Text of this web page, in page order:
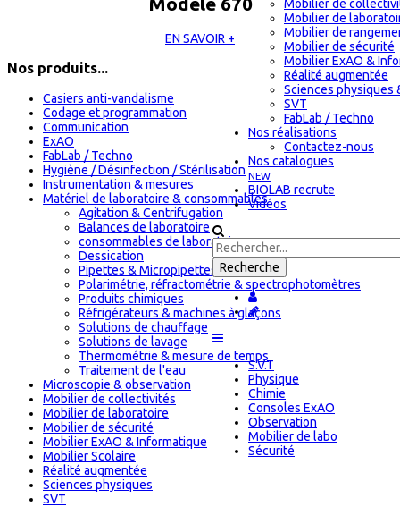
Mobilier de
Mobilier de
Mobilier de
Mobilier de sécurité
Mobilier ExAO &
Réalité augmentée
Sciences physiques
SVT
FabLab / Techno
Nos réalisations
Contactez-nous
Nos catalogues
NEW
BIOLAB recrute
Vidéos
S.V.T
Physique
Chimie
Consoles ExAO
Observation
Mobilier de labo
Sécurité
EN SAVOIR +
Nos produits...
Casiers anti-vandalisme
Codage et programmation
Communication
ExAO
FabLab / Techno
Hygiène / Désinfection / Stérilisation
Instrumentation & mesures
Matériel de laboratoire & consommables
Agitation & Centrifugation
Balances de laboratoire
consommables de laboratoire
Dessication
Pipettes & Micropipettes
Polarimétrie, réfractométrie & spectrophotomètres
Produits chimiques
Réfrigérateurs & machines à glaçons
Solutions de chauffage
Solutions de lavage
Thermométrie & mesure de temps
Traitement de l'eau
Microscopie & observation
Mobilier de collectivités
Mobilier de laboratoire
Mobilier de sécurité
Mobilier ExAO & Informatique
Mobilier Scolaire
Réalité augmentée
Sciences physiques
SVT